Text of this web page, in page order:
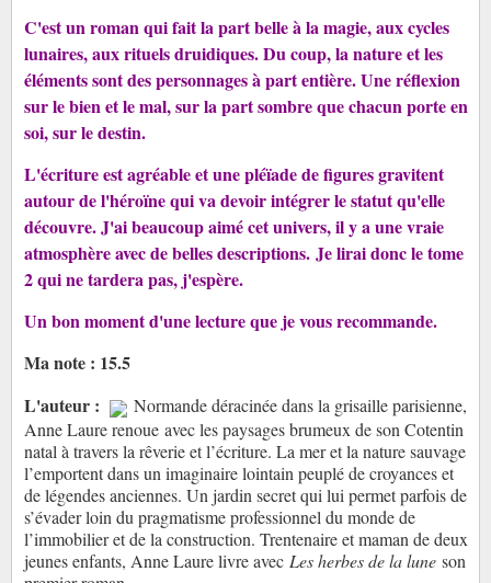
C'est un roman qui fait la part belle à la magie, aux cycles
lunaires, aux rituels druidiques. Du coup, la nature et les
éléments sont des personnages à part entière. Une réflexion
sur le bien et le mal, sur la part sombre que chacun porte en
soi, sur le destin.
L'écriture est agréable et une pléïade de figures gravitent
autour de l'héroïne qui va devoir intégrer le statut qu'elle
découvre. J'ai beaucoup aimé cet univers, il y a une vraie
atmosphère avec de belles descriptions. Je lirai donc le tome
2 qui ne tardera pas, j'espère.
Un bon moment d'une lecture que je vous recommande.
Ma note : 15.5
L'auteur :
Normande déracinée dans la grisaille parisienne,
Anne Laure renoue avec les paysages brumeux de son Cotentin
natal à travers la rêverie et l’écriture. La mer et la nature sauvage
l’emportent dans un imaginaire lointain peuplé de croyances et
de légendes anciennes. Un jardin secret qui lui permet parfois de
s’évader loin du pragmatisme professionnel du monde de
l’immobilier et de la construction. Trentenaire et maman de deux
jeunes enfants, Anne Laure livre avec Les herbes de la luneson